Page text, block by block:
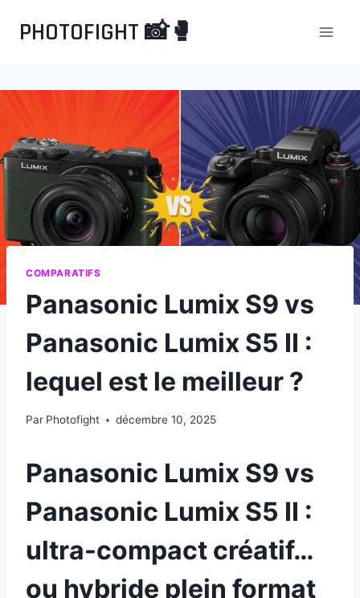
PHOTOFIGHT 📸🥊
COMPARATIFS
Panasonic Lumix S9 vs
Panasonic Lumix S5 II :
lequel est le meilleur ?
Par Photofight décembre 10, 2025
Panasonic Lumix S9 vs
Panasonic Lumix S5 II :
ultra-compact créatif…
ou hybride plein format